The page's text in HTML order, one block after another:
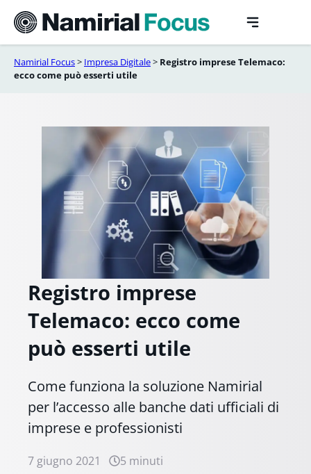
contenuto
Namirial Focus> Impresa Digitale> Registro imprese Telemaco:
ecco come può esserti utile
Registro imprese
Telemaco: ecco come
può esserti utile
Come funziona la soluzione Namirial
per l’accesso alle banche dati ufficiali di
imprese e professionisti
7 giugno 2021 5 minuti